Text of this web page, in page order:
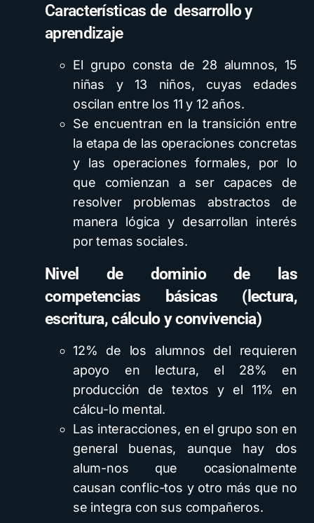
Características de desarrollo y
aprendizaje
El grupo consta de 28 alumnos, 15
niñas y 13 niños, cuyas edades
oscilan entre los 11 y 12 años.
Se encuentran en la transición entre
la etapa de las operaciones concretas
y las operaciones formales, por lo
que comienzan a ser capaces de
resolver problemas abstractos de
manera lógica y desarrollan interés
por temas sociales.
Nivel de dominio de las
competencias básicas (lectura,
escritura, cálculo yconvivencia)
12% de los alumnos del requieren
apoyo en lectura, el 28% en
producción de textos y el 11% en
cálcu-lo mental.
Las interacciones, en el grupo son en
general buenas, aunque hay dos
alum-nos que ocasionalmente
causan conflic-tos y otro más que no
se integra con sus compañeros.